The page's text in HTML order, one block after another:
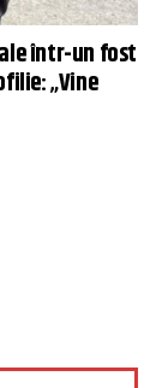
într-un fost
„Vine